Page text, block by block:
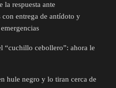
la respuesta ante
entrega de antídoto y
“cuchillo cebollero”: ahora le
hule negro y lo tiran cerca de